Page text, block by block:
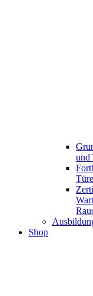
und
Shop